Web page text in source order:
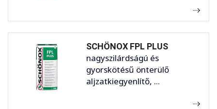
SCHÖNOX FPL PLUS
nagyszilárdságú és
gyorskötésű önterülő
aljzatkiegyenlítő, ...